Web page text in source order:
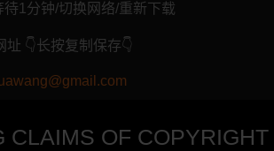
1分钟/切换网络/重新下载
👇长按复制保存👇
CLAIMS OF